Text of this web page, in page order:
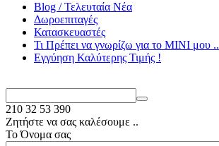
Blog / Τελευταία Νέα
Δωροεπιταγές
Κατασκευαστές
Τι Πρέπει να γνωρίζω για το MΙΝΙ μου ..
Εγγύηση Καλύτερης Τιμής !
210 32 53 390
Ζητήστε να σας καλέσουμε ..
Το Όνομα σας